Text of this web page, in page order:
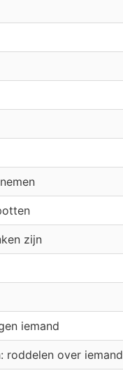
zijn
iemand
roddelen over iemand